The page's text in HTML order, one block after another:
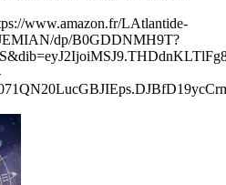
www.amazon.fr/LAtlantide-
dp/B0GDDNMH9T?